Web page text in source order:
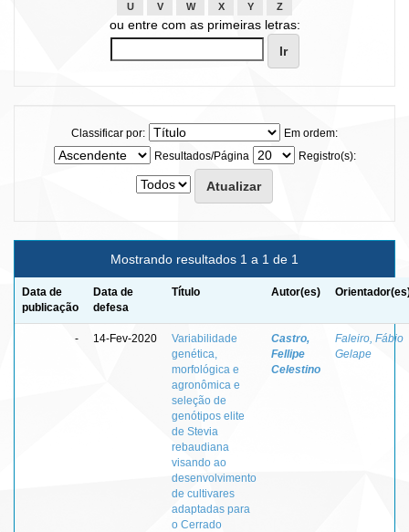
U
V W X Y Z
ou entre com as primeiras letras:
Classificar por:
Em ordem:
Resultados/Página
Registro(s):
Mostrando resultados 1 a 1 de 1
Data de
publicação
Data de
defesa
Título Autor(es)
- 14-Fev-2020
Variabilidade
genética,
morfológica e
agronômica e
seleção de
genótipos elite
de Stevia
rebaudiana
visando ao
desenvolvimento
de cultivares
adaptadas para
o Cerrado
Castro,
Fellipe
Celestino
Faleiro, Fábio
Gelape